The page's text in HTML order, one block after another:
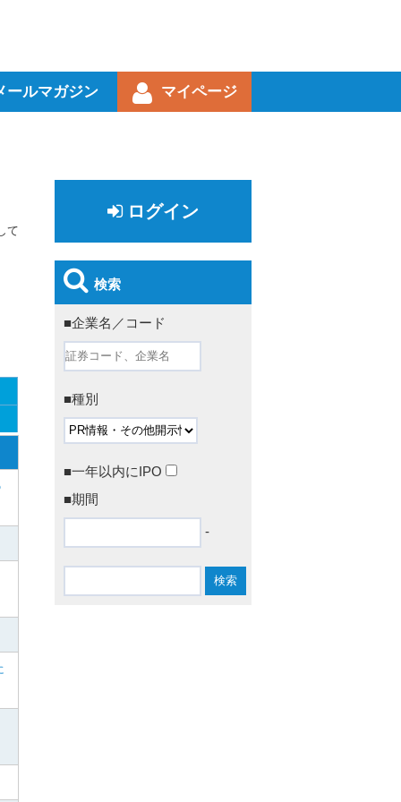
ールマガジン マイページ
て
ログイン
検索
■企業名／コード
■種別
■一年以内にIPO
■期間
-